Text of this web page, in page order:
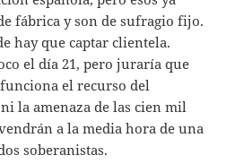
fábrica y son de sufragio fijo.
hay que captar clientela.
el día 21, pero juraría que
el recurso del
la amenaza de las cien mil
a la media hora de una
soberanistas.